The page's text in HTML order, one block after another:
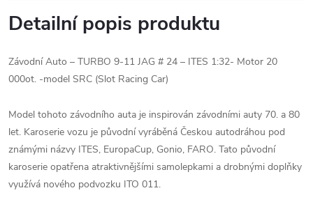
Detailní popis produktu
Závodní Auto – TURBO 9-11 JAG # 24 – ITES 1:32- Motor 20
000ot. -model SRC (Slot Racing Car)
Model tohoto závodního auta je inspirován závodními auty 70. a 80
let. Karoserie vozu je původní vyráběná Českou autodráhou pod
známými názvy ITES, EuropaCup, Gonio, FARO. Tato původní
karoserie opatřena atraktivnějšími samolepkami a drobnými doplňky
využívá nového podvozku ITO 011.